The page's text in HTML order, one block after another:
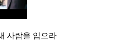
사람을 입으라